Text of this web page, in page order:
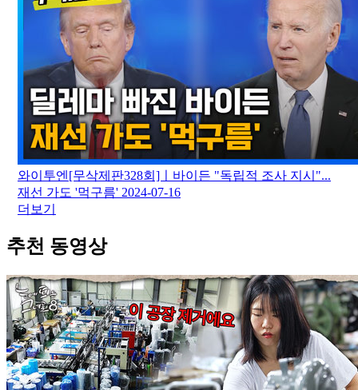
와이투엔[무삭제판328회]ㅣ바이든 "독립적 조사 지시"...
재선 가도 '먹구름' 2024-07-16
더보기
추천 동영상